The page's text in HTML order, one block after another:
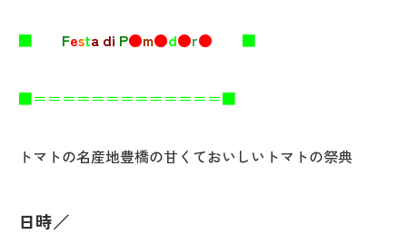
■ Festa di P●m●d●r● ■
■＝＝＝＝＝＝＝＝＝＝＝＝＝■
トマトの名産地豊橋の甘くておいしいトマトの祭典
日時／